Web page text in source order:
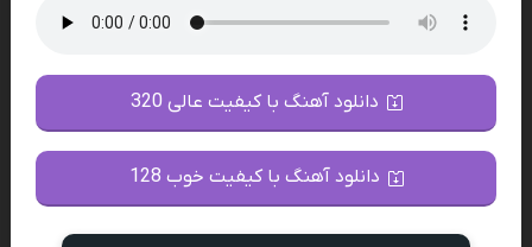
دانلود آهنگ با کیفیت عالی 320
دانلود آهنگ با کیفیت خوب 128